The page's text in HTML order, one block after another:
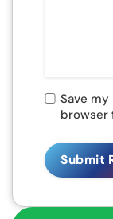
Save
browser